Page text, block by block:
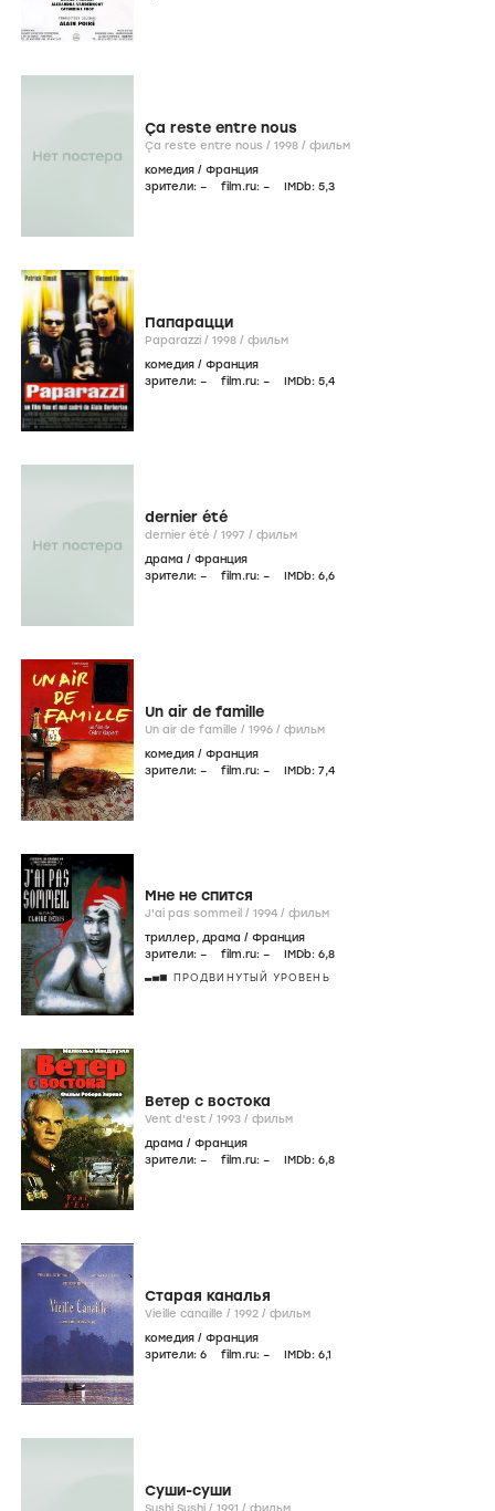
Ça reste entre nous
Ça reste entre nous / 1998 / фильм
комедия / Франция
зрители: – film.ru: – IMDb: 5,3
Папарацци
Paparazzi / 1998 / фильм
комедия / Франция
зрители: – film.ru: – IMDb: 5,4
dernier été
dernier été / 1997 / фильм
драма / Франция
зрители: – film.ru: – IMDb: 6,6
Un air de famille
Un air de famille / 1996 / фильм
комедия / Франция
зрители: – film.ru: – IMDb: 7,4
Мне не спится
J'ai pas sommeil / 1994 / фильм
триллер, драма / Франция
зрители: – film.ru: – IMDb: 6,8
ПРОДВИНУТЫЙ УРОВЕНЬ
Ветер с востока
Vent d'est / 1993 / фильм
драма / Франция
зрители: – film.ru: – IMDb: 6,8
Старая каналья
Vieille canaille / 1992 / фильм
комедия / Франция
зрители: 6 film.ru: – IMDb: 6,1
Суши-суши
Sushi Sushi / 1991 / фильм